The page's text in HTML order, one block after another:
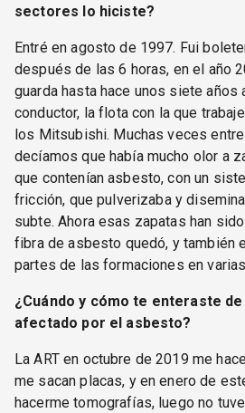
sectores lo hiciste?
Entré en agosto de 1997. Fui
después de las 6 horas, en el año
guarda hasta hace unos siete años
conductor, la flota con la que
los Mitsubishi. Muchas veces
decíamos que había mucho olor a
que contenían asbesto, con un
fricción, que pulverizaba y
subte. Ahora esas zapatas han
fibra de asbesto quedó, y también
partes de las formaciones en
¿Cuándo y cómo te enteraste
afectado por el asbesto?
La ART en octubre de 2019 me
me sacan placas, y en enero de
hacerme tomografías, luego no